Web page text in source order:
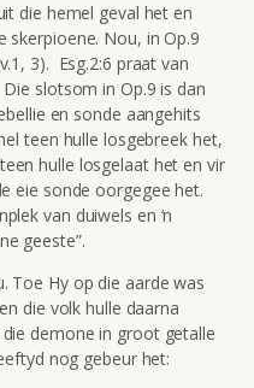
die hemel geval het en
skerpioene. Nou, in Op.9
3). Esg.2:6 praat van
slotsom in Op.9 is dan
en sonde aangehits
teen hulle losgebreek het,
hulle losgelaat het en vir
eie sonde oorgegee het.
van duiwels en ‘n
geeste”.
Toe Hy op die aarde was
die volk hulle daarna
demone in groot getalle
nog gebeur het: